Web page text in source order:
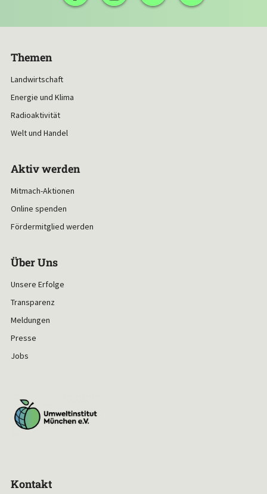
Themen
Landwirtschaft
Energie und Klima
Radioaktivität
Welt und Handel
Aktiv werden
Mitmach-Aktionen
Online spenden
Fördermitglied werden
Über Uns
Unsere Erfolge
Transparenz
Meldungen
Presse
Jobs
Kontakt